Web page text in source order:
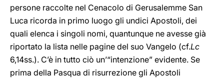
persone raccolte nel Cenacolo di Gerusalemme San
Luca ricorda in primo luogo gli undici Apostoli, dei
quali elenca i singoli nomi, quantunque ne avesse già
riportato la lista nelle pagine del suo Vangelo (cf.Lc
6,14ss.). C’è in tutto ciò un’“intenzione” evidente. Se
prima della Pasqua di risurrezione gli Apostoli